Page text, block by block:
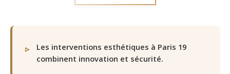
Les interventions esthétiques à Paris 19
combinent innovation et sécurité.